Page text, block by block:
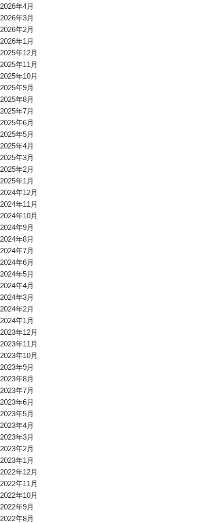
2026年4月
2026年3月
2026年2月
2026年1月
2025年12月
2025年11月
2025年10月
2025年9月
2025年8月
2025年7月
2025年6月
2025年5月
2025年4月
2025年3月
2025年2月
2025年1月
2024年12月
2024年11月
2024年10月
2024年9月
2024年8月
2024年7月
2024年6月
2024年5月
2024年4月
2024年3月
2024年2月
2024年1月
2023年12月
2023年11月
2023年10月
2023年9月
2023年8月
2023年7月
2023年6月
2023年5月
2023年4月
2023年3月
2023年2月
2023年1月
2022年12月
2022年11月
2022年10月
2022年9月
2022年8月